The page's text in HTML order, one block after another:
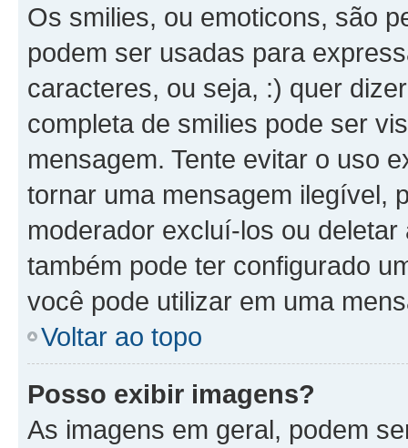
Os smilies, ou emoticons, são
podem ser usadas para
caracteres, ou seja, :) quer
completa de smilies pode ser
mensagem. Tente evitar o uso
tornar uma mensagem ilegível,
moderador excluí-los ou
também pode ter configurado
você pode utilizar em uma
Voltar ao topo
Posso exibir imagens?
As imagens em geral, podem